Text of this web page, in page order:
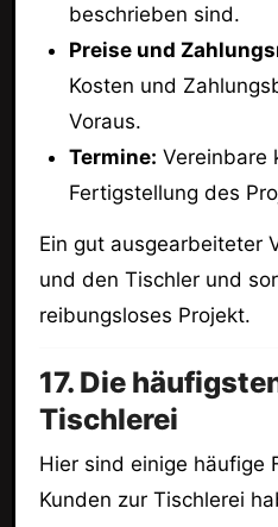
beschrieben sind.
Preise und
Kosten und
Voraus.
Termine: Vereinbare
Fertigstellung des
Ein gut ausgearbeiteter
und den Tischler und
reibungsloses Projekt.
17. Die
Tischlerei
Hier sind einige häufige
Kunden zur Tischlerei